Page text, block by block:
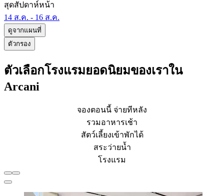
สุดสัปดาห์หน้า
14 ส.ค. - 16 ส.ค.
ดูจากแผนที่
ตัวกรอง
ตัวเลือกโรงแรมยอดนิยมของเราใน
Arcani
จองตอนนี้ จ่ายทีหลัง
รวมอาหารเช้า
สัตว์เลี้ยงเข้าพักได้
สระว่ายน้ำ
โรงแรม